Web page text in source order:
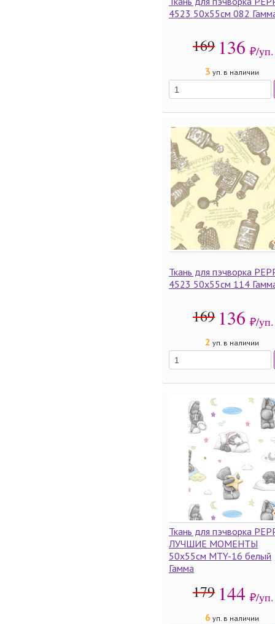
4523 50х55см 082
169 136 ₽/уп.
3 уп. в наличии
Ткань для пэчворка
4523 50х55см 114
169 136 ₽/уп.
2 уп. в наличии
Ткань для пэчворка
ЛУЧШИЕ МОМЕНТЫ
50х55см MTY-16 белый
Гамма
179 144 ₽/уп.
6 уп. в наличии